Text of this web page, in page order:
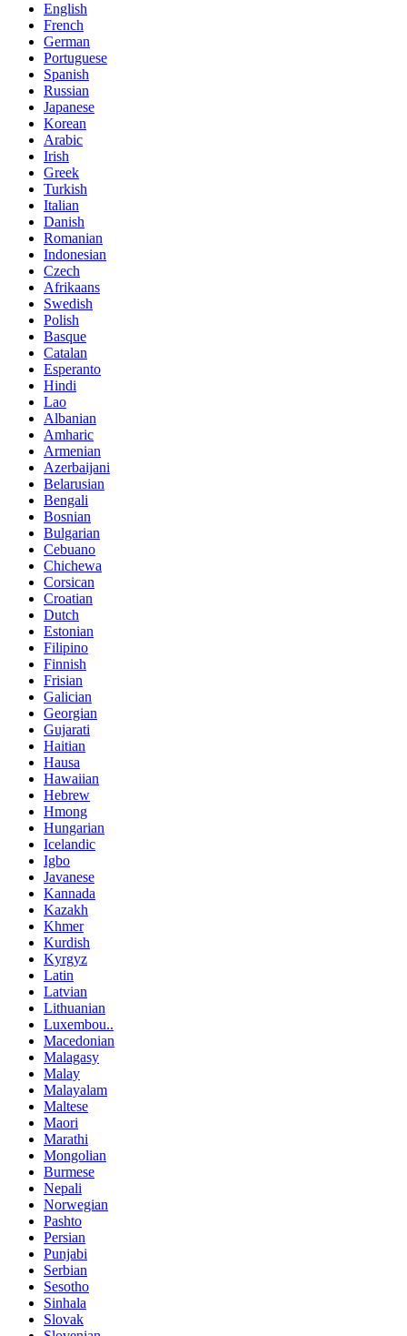
English
French
German
Portuguese
Spanish
Russian
Japanese
Korean
Arabic
Irish
Greek
Turkish
Italian
Danish
Romanian
Indonesian
Czech
Afrikaans
Swedish
Polish
Basque
Catalan
Esperanto
Hindi
Lao
Albanian
Amharic
Armenian
Azerbaijani
Belarusian
Bengali
Bosnian
Bulgarian
Cebuano
Chichewa
Corsican
Croatian
Dutch
Estonian
Filipino
Finnish
Frisian
Galician
Georgian
Gujarati
Haitian
Hausa
Hawaiian
Hebrew
Hmong
Hungarian
Icelandic
Igbo
Javanese
Kannada
Kazakh
Khmer
Kurdish
Kyrgyz
Latin
Latvian
Lithuanian
Luxembou..
Macedonian
Malagasy
Malay
Malayalam
Maltese
Maori
Marathi
Mongolian
Burmese
Nepali
Norwegian
Pashto
Persian
Punjabi
Serbian
Sesotho
Sinhala
Slovak